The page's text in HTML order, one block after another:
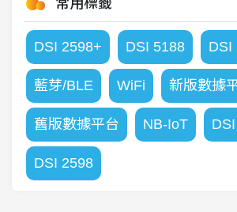
DSI 2598+ DSI 5188 DSI
藍芽/BLE WiFi 新版數據
舊版數據平台 NB-IoT
DSI 2598